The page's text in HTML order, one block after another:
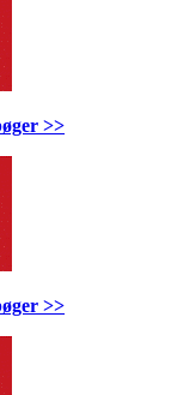
>>
>>